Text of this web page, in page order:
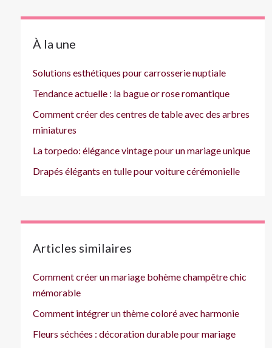
À la une
Solutions esthétiques pour carrosserie nuptiale
Tendance actuelle : la bague or rose romantique
Comment créer des centres de table avec des arbres
miniatures
La torpedo: élégance vintage pour un mariage unique
Drapés élégants en tulle pour voiture cérémonielle
Articles similaires
Comment créer un mariage bohème champêtre chic
mémorable
Comment intégrer un thème coloré avec harmonie
Fleurs séchées : décoration durable pour mariage